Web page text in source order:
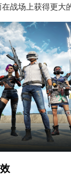
战场上获得更大